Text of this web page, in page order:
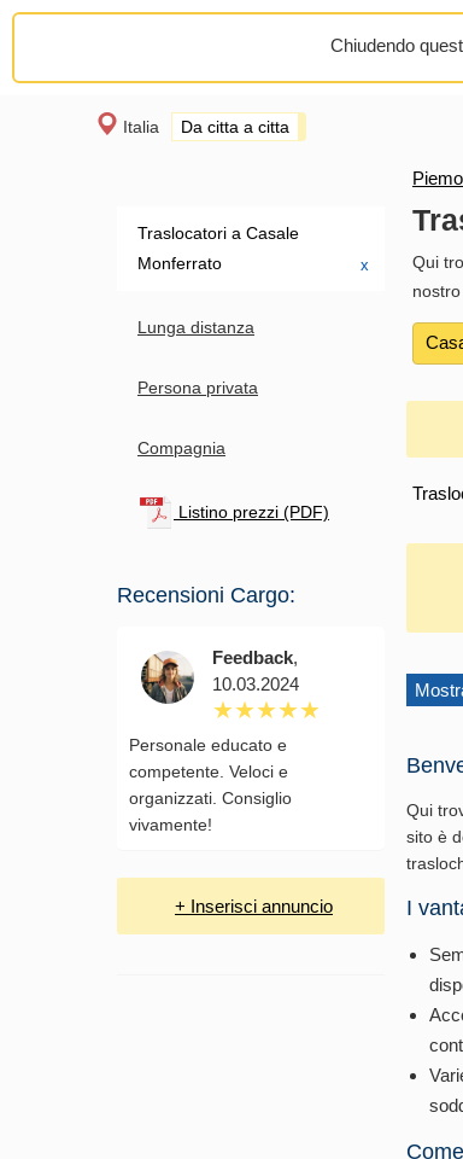
Chiudendo
Italia Da citta a citta
Traslocatori a Casale
Monferrato
х
Lunga distanza
Persona privata
Compagnia
Listino prezzi (PDF)
Recensioni Cargo:
Feedback,
10.03.2024
Personale educato e
competente. Veloci e
organizzati. Consiglio
vivamente!
+ Inserisci annuncio
Qui
Qui
sito è
I